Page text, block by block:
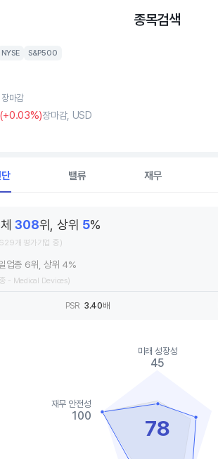
종목검색
NYSE S&P500
마감
(+0.03%)장마감, USD
밸류 재무
308위, 상위 5%
개 평가기업 중)
업종 6위, 상위 4%
- Medical Devices)
PSR 3.40배
78
미래 성장성
45
재무 안전성
100